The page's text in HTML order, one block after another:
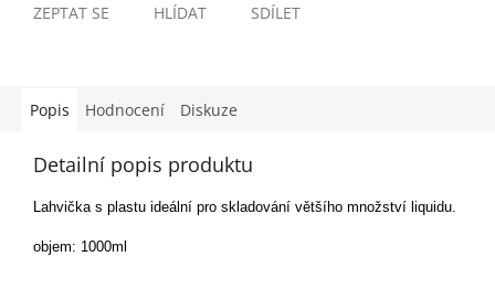
ZEPTAT SE HLÍDAT SDÍLET
Popis Hodnocení Diskuze
Detailní popis produktu
Lahvička s plastu ideální pro skladování většího množství liquidu.
objem: 1000ml